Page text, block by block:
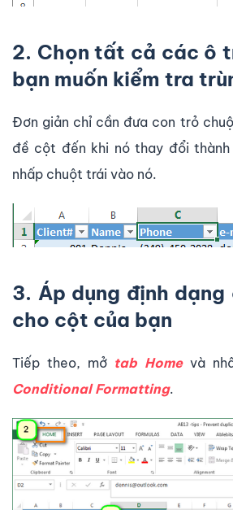
2. Chọn tất cả các ô
bạn muốn kiểm tra
Đơn giản chỉ cần đưa con trỏ
đề cột đến khi nó thay đổi
nhấp chuột trái vào nó.
3. Áp dụng định dạng
cho cột của bạn
Tiếp theo, mở tab Homevà
Conditional Formatting.